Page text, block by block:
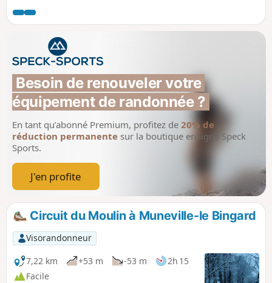
prairies et aussi de landes. Une partie des
chemins creux a été rouverte par les
bénévoles de l'association Bocage et
Patrimoine Munevillais en 2021 et 2022.
Besoin de renouveler votre
équipement de randonnée ?
En tant qu’abonné Premium, profitez de 20% de
réduction permanente sur la boutique en ligne Speck
Sports.
J'en profite
Circuit du Moulin à Muneville-le Bingard
Visorandonneur
7,22 km
+53 m -53 m
2h 15
Facile